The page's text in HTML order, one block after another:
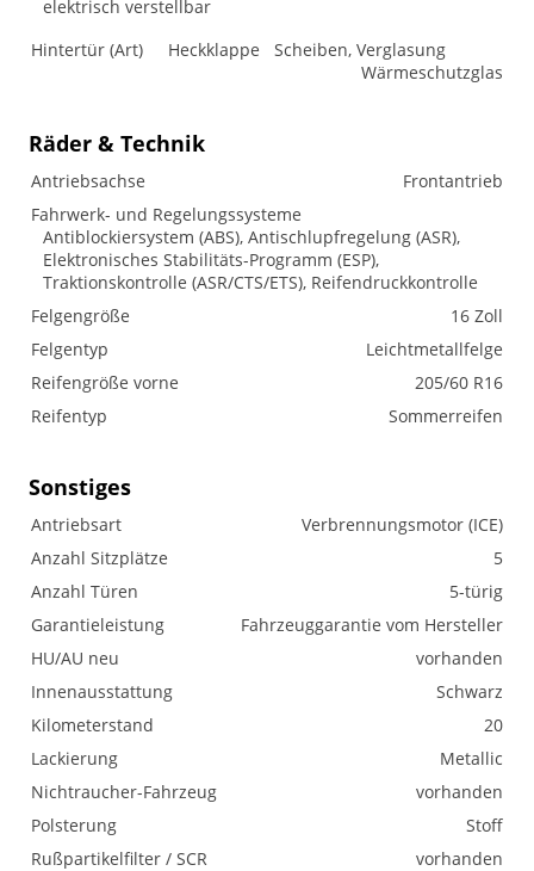
elektrisch verstellbar
Hintertür (Art)
Heckklappe
Scheiben, Verglasung
Wärmeschutzglas
Räder & Technik
Antriebsachse
Frontantrieb
Fahrwerk- und Regelungssysteme
Antiblockiersystem (ABS), Antischlupfregelung (ASR),
Elektronisches Stabilitäts-Programm (ESP),
Traktionskontrolle (ASR/CTS/ETS), Reifendruckkontrolle
Felgengröße
16 Zoll
Felgentyp
Leichtmetallfelge
Reifengröße vorne
205/60 R16
Reifentyp
Sommerreifen
Sonstiges
Antriebsart
Verbrennungsmotor (ICE)
Anzahl Sitzplätze
5
Anzahl Türen
5-türig
Garantieleistung
Fahrzeuggarantie vom Hersteller
HU/AU neu
vorhanden
Innenausstattung
Schwarz
Kilometerstand
20
Lackierung
Metallic
Nichtraucher-Fahrzeug
vorhanden
Polsterung
Stoff
Rußpartikelfilter / SCR
vorhanden